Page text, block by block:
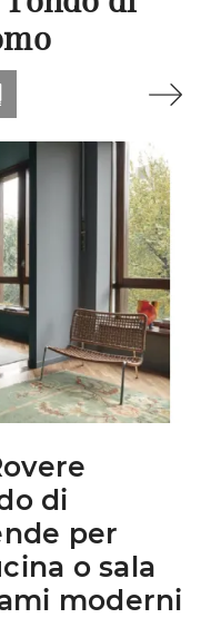
di
per
o sala
moderni